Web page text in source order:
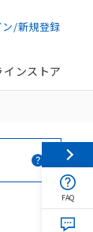
ン/新規登録
インストア
FAQ